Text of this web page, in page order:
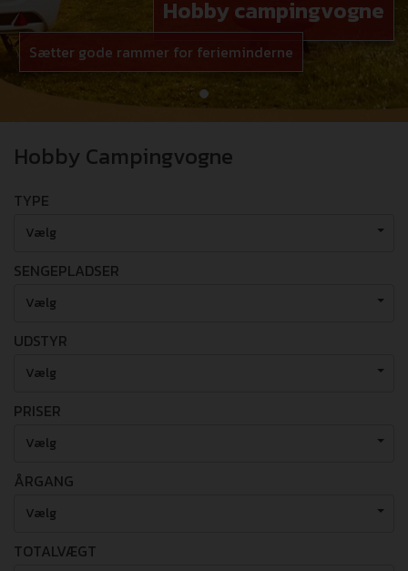
Hobby campingvogne
Sætter gode rammer for ferieminderne
Hobby Campingvogne
TYPE
Vælg
SENGEPLADSER
Vælg
UDSTYR
Vælg
PRISER
Vælg
ÅRGANG
Vælg
TOTALVÆGT